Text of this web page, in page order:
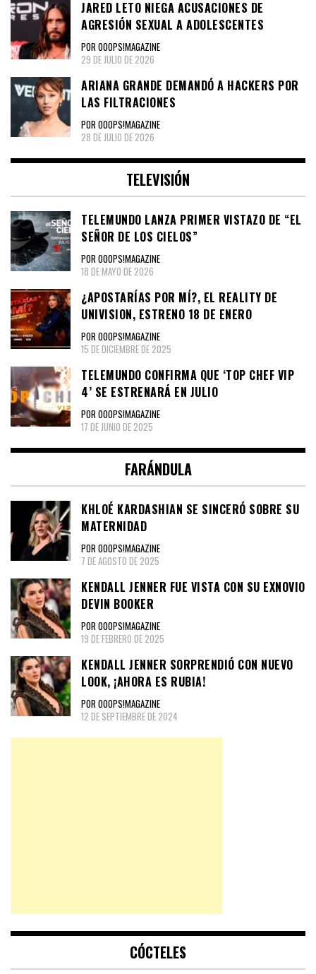
JARED LETO NIEGA ACUSACIONES DE
AGRESIÓN SEXUAL A ADOLESCENTES
POR OOOPS!MAGAZINE
29 DE JULIO DE 2026
ARIANA GRANDE DEMANDÓ A HACKERS POR
LAS FILTRACIONES
POR OOOPS!MAGAZINE
28 DE JULIO DE 2026
TELEVISIÓN
TELEMUNDO LANZA PRIMER VISTAZO DE “EL
SEÑOR DE LOS CIELOS”
POR OOOPS!MAGAZINE
18 DE MAYO DE 2026
¿APOSTARÍAS POR MÍ?, EL REALITY DE
UNIVISION, ESTRENO 18 DE ENERO
POR OOOPS!MAGAZINE
15 DE DICIEMBRE DE 2025
TELEMUNDO CONFIRMA QUE ‘TOP CHEF VIP
4’ SE ESTRENARÁ EN JULIO
POR OOOPS!MAGAZINE
17 DE JUNIO DE 2025
FARÁNDULA
KHLOÉ KARDASHIAN SE SINCERÓ SOBRE SU
MATERNIDAD
POR OOOPS!MAGAZINE
7 DE AGOSTO DE 2025
KENDALL JENNER FUE VISTA CON SU EXNOVIO
DEVIN BOOKER
POR OOOPS!MAGAZINE
19 DE FEBRERO DE 2025
KENDALL JENNER SORPRENDIÓ CON NUEVO
LOOK, ¡AHORA ES RUBIA!
POR OOOPS!MAGAZINE
12 DE SEPTIEMBRE DE 2024
CÓCTELES